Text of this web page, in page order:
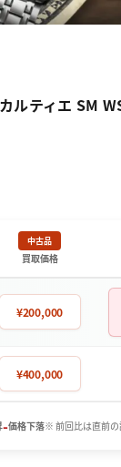
ルティエ SM
中古品
買取価格
¥200,000
¥400,000
-価格下落※ 前回比は直前の